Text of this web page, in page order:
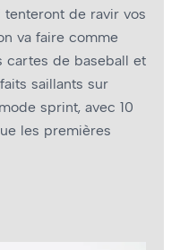
de ravir vos
va faire comme
cartes de baseball et
saillants sur
sprint, avec 10
les premières